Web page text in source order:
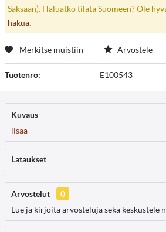
Saksaan). Haluatko tilata Suomeen? Ole
hakua.
Merkitse muistiin Arvostele
Tuotenro: E100543
Kuvaus
lisää
Lataukset
Arvostelut
0
Lue ja kirjoita arvosteluja sekä keskustele